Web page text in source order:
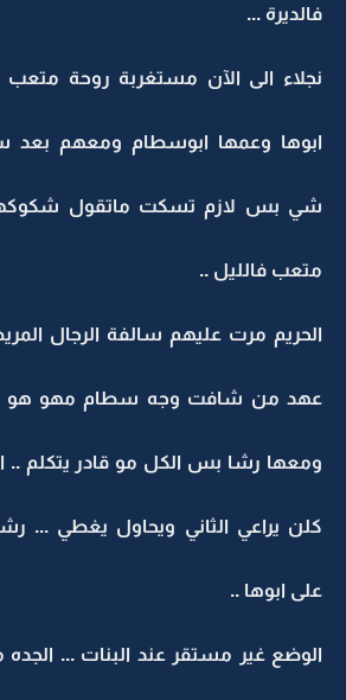
فالديرة ...
نجلاء الى الآن مستغربة روحة متعب
ابوها وعمها ابوسطام ومعهم بعد
شي بس لازم تسكت ماتقول شكوكها
متعب فالليل ..
الحريم مرت عليهم سالفة الرجال
عهد من شافت وجه سطام مهو هو
ومعها رشا بس الكل مو قادر يتكلم ..
كلن يراعي الثاني ويحاول يغطي ...
على ابوها ..
الوضع غير مستقر عند البنات ... الجده